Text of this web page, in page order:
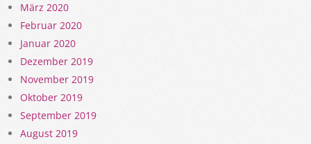
März 2020
Februar 2020
Januar 2020
Dezember 2019
November 2019
Oktober 2019
September 2019
August 2019